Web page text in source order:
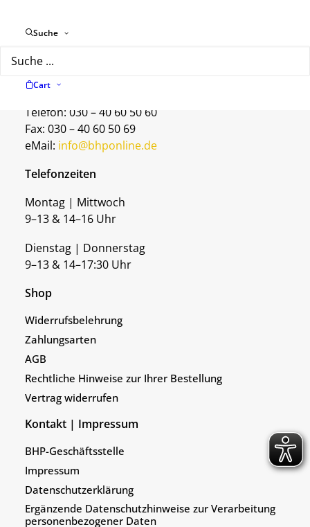
Suche
Cart
Herzbergstrasse 82–84
10365 Berlin
Telefon: 030 – 40 60 50 60
Fax: 030 – 40 60 50 69
eMail: info@bhponline.de
Telefonzeiten
Montag | Mittwoch
9–13 & 14–16 Uhr
Dienstag | Donnerstag
9–13 & 14–17:30 Uhr
Shop
Widerrufsbelehrung
Zahlungsarten
AGB
Rechtliche Hinweise zur Ihrer Bestellung
Vertrag widerrufen
Kontakt | Impressum
BHP-Geschäftsstelle
Impressum
Datenschutzerklärung
Ergänzende Datenschutzhinweise zur Verarbeitung
personenbezogener Daten